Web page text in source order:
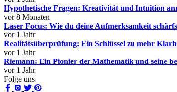
Hypothetische Fragen: Kreativität und Intuition
vor 8 Monaten
Laser Focus: Wie du deine Aufmerksamkeit
vor 1 Jahr
Realitätsüberprüfung: Ein Schlüssel zu mehr
vor 1 Jahr
Riemann: Ein Pionier der Mathematik und seine
vor 1 Jahr
Folge uns